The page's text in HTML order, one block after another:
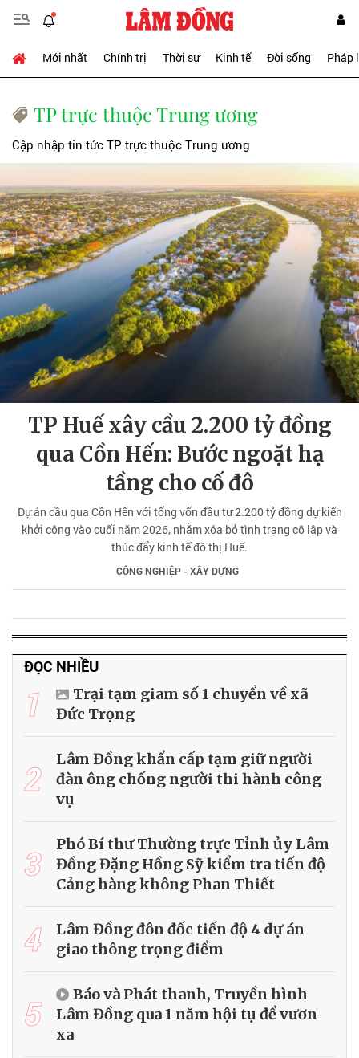
Mới nhất Chính trị Thời sự Kinh tế Đời sống Pháp
TP trực thuộc Trung ương
Cập nhập tin tức TP trực thuộc Trung ương
TP Huế xây cầu 2.200 tỷ đồng
qua Cồn Hến: Bước ngoặt hạ
tầng cho cố đô
Dự án cầu qua Cồn Hến với tổng vốn đầu tư 2.200 tỷ đồng dự kiến
khởi công vào cuối năm 2026, nhằm xóa bỏ tình trạng cô lập và
thúc đẩy kinh tế đô thị Huế.
CÔNG NGHIỆP - XÂY DỰNG
ĐỌC NHIỀU
1
Trại tạm giam số 1 chuyển về xã
Đức Trọng
2
Lâm Đồng khẩn cấp tạm giữ người
đàn ông chống người thi hành công
vụ
3
Phó Bí thư Thường trực Tỉnh ủy Lâm
Đồng Đặng Hồng Sỹ kiểm tra tiến độ
Cảng hàng không Phan Thiết
4
Lâm Đồng đôn đốc tiến độ 4 dự án
giao thông trọng điểm
5
Báo và Phát thanh, Truyền hình
Lâm Đồng qua 1 năm hội tụ để vươn
xa